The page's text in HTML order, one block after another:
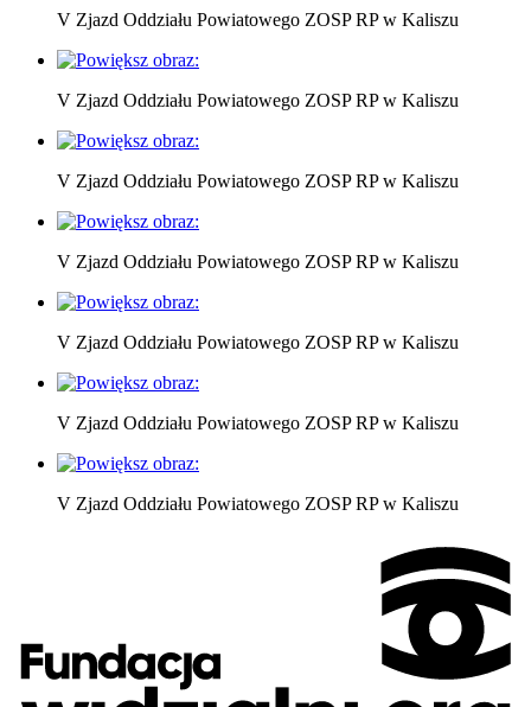
V Zjazd Oddziału Powiatowego ZOSP RP w Kaliszu
V Zjazd Oddziału Powiatowego ZOSP RP w Kaliszu
V Zjazd Oddziału Powiatowego ZOSP RP w Kaliszu
V Zjazd Oddziału Powiatowego ZOSP RP w Kaliszu
V Zjazd Oddziału Powiatowego ZOSP RP w Kaliszu
V Zjazd Oddziału Powiatowego ZOSP RP w Kaliszu
V Zjazd Oddziału Powiatowego ZOSP RP w Kaliszu